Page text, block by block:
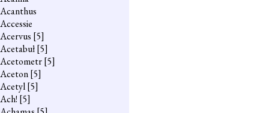
Acanthus
Accessie
Acervus [5]
Acetabuł[5]
Acetometr[5]
Aceton[5]
Acetyl[5]
Ach! [5]